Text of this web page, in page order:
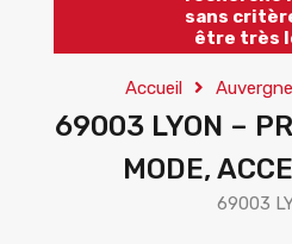
sans
être très
Accueil
69003 LYON –
MODE,
69003